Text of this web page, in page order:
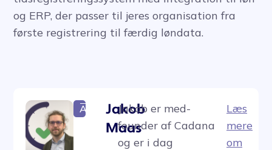
og ERP, der passer til jeres organisation fra
første registrering til færdig løndata.
AuthorJakob
Maas
Jakob er med-
founder af Cadana
og er i dag
Læs
mere
om